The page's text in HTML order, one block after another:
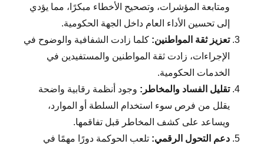
ومتابعة المؤشرات، وتصحيح الأخطاء مبكرًا، مما يؤدي
إلى تحسين الأداء العام داخل الجهة الحكومية.
تعزيز ثقة المواطنين:كلما زادت الشفافية والوضوح في
الإجراءات، زادت ثقة المواطنين والمستفيدين في
الخدمات الحكومية.
تقليل الفساد والمخاطر: وجود أنظمة رقابية واضحة
يقلل من فرص سوء استخدام السلطة أو الموارد،
ويساعد على كشف المخاطر قبل تفاقمها.
دعم التحول الرقمي:تلعب الحوكمة دورًا مهمًا في